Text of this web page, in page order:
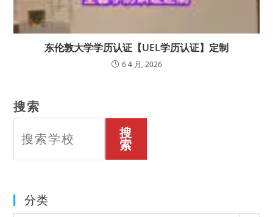
东伦敦大学学历认证【UEL学历认证】定制
6 4 月, 2026
搜索
搜
索
分类